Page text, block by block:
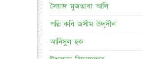
সৈয়াদ মুজতাবা আলি
পল্লি কবি জসীম উদ্‌দীন
আনিসুল হক